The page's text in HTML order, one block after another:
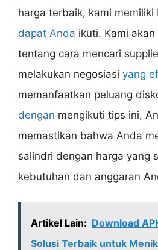
harga terbaik, kami memiliki
dapat Anda ikuti. Kami
tentang cara mencari
melakukan negosiasi yang
memanfaatkan peluang
dengan mengikuti tips ini,
memastikan bahwa Anda
salindri dengan harga yang
kebutuhan dan anggaran
Artikel Lain: Download
Solusi Terbaik untuk